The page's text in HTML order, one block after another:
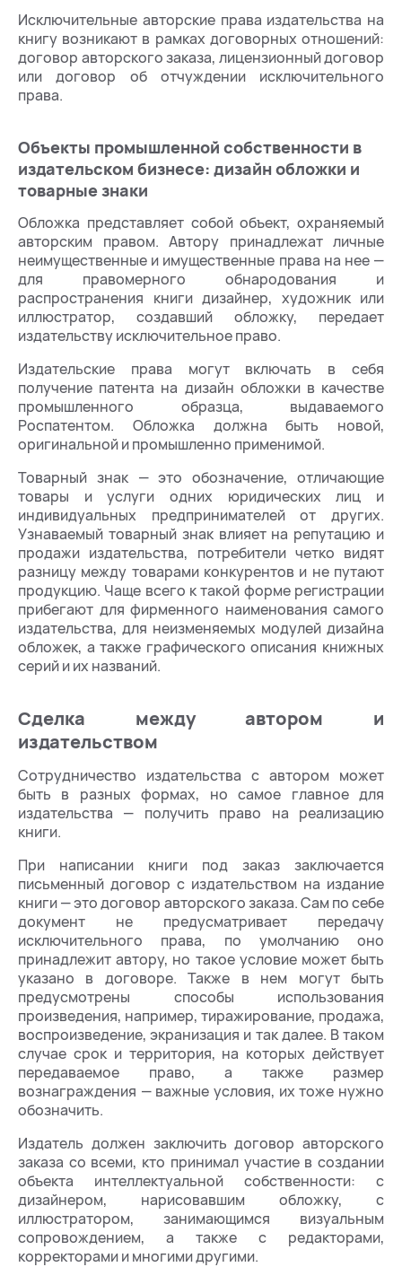
Исключительные авторские права издательства на
книгу возникают в рамках договорных отношений:
договор авторского заказа, лицензионный договор
или договор об отчуждении исключительного
права.
Объекты промышленной собственности в
издательском бизнесе: дизайн обложки и
товарные знаки
Обложка представляет собой объект, охраняемый
авторским правом. Автору принадлежат личные
неимущественные и имущественные права на нее —
для правомерного обнародования и
распространения книги дизайнер, художник или
иллюстратор, создавший обложку, передает
издательству исключительное право.
Издательские права могут включать в себя
получение патента на дизайн обложки в качестве
промышленного образца, выдаваемого
Роспатентом. Обложка должна быть новой,
оригинальной и промышленно применимой.
Товарный знак — это обозначение, отличающие
товары и услуги одних юридических лиц и
индивидуальных предпринимателей от других.
Узнаваемый товарный знак влияет на репутацию и
продажи издательства, потребители четко видят
разницу между товарами конкурентов и не путают
продукцию. Чаще всего к такой форме регистрации
прибегают для фирменного наименования самого
издательства, для неизменяемых модулей дизайна
обложек, а также графического описания книжных
серий и их названий.
Сделка между автором и
издательством
Сотрудничество издательства с автором может
быть в разных формах, но самое главное для
издательства — получить право на реализацию
книги.
При написании книги под заказ заключается
письменный договор с издательством на издание
книги — это договор авторского заказа. Сам по себе
документ не предусматривает передачу
исключительного права, по умолчанию оно
принадлежит автору, но такое условие может быть
указано в договоре. Также в нем могут быть
предусмотрены способы использования
произведения, например, тиражирование, продажа,
воспроизведение, экранизация и так далее. В таком
случае срок и территория, на которых действует
передаваемое право, а также размер
вознаграждения — важные условия, их тоже нужно
обозначить.
Издатель должен заключить договор авторского
заказа со всеми, кто принимал участие в создании
объекта интеллектуальной собственности: с
дизайнером, нарисовавшим обложку, с
иллюстратором, занимающимся визуальным
сопровождением, а также с редакторами,
корректорами и многими другими.